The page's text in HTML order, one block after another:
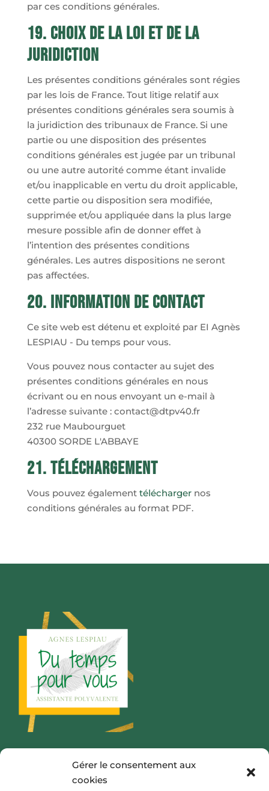
Gérer le consentement aux
cookies
par ces conditions générales.
19. Choix de la loi et de la
juridiction
Les présentes conditions générales sont régies
par les lois de France. Tout litige relatif aux
présentes conditions générales sera soumis à
la juridiction des tribunaux de France. Si une
partie ou une disposition des présentes
conditions générales est jugée par un tribunal
ou une autre autorité comme étant invalide
et/ou inapplicable en vertu du droit applicable,
cette partie ou disposition sera modifiée,
supprimée et/ou appliquée dans la plus large
mesure possible afin de donner effet à
l’intention des présentes conditions
générales. Les autres dispositions ne seront
pas affectées.
20. Information de contact
Ce site web est détenu et exploité par EI Agnès
LESPIAU - Du temps pour vous.
Vous pouvez nous contacter au sujet des
présentes conditions générales en nous
écrivant ou en nous envoyant un e-mail à
l’adresse suivante : contact@dtpv40.fr
232 rue Maubourguet
40300 SORDE L'ABBAYE
21. Téléchargement
Vous pouvez également téléchargernos
conditions générales au format PDF.
06 25 55 32 05